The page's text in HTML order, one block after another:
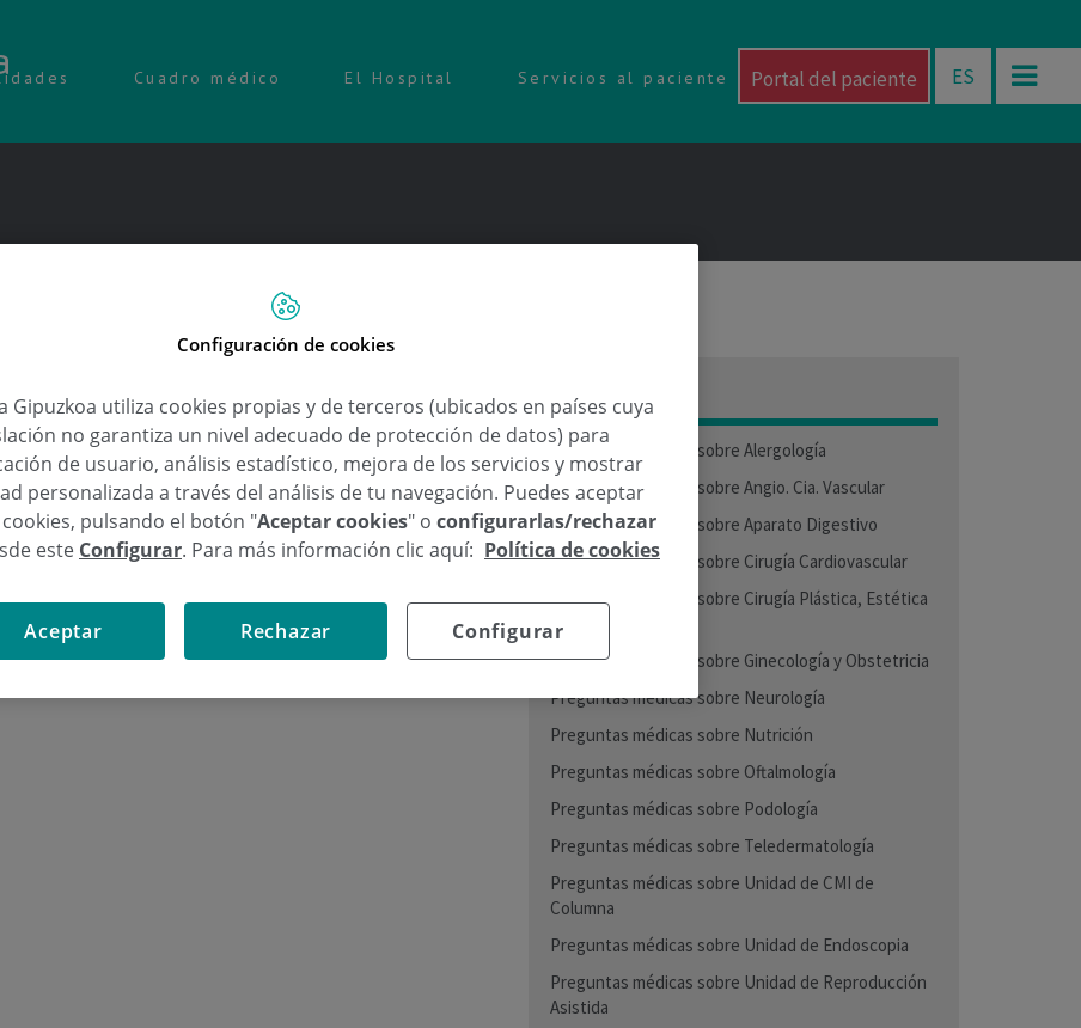
Cuadro médico El Hospital Servicios al paciente Portal del paciente ES
Estética y Reparadora
de cirugía estética? Categorías
Preguntas médicas sobre Alergología
Preguntas médicas sobre Angio. Cia. Vascular
Preguntas médicas sobre Aparato Digestivo
Preguntas médicas sobre Cirugía Cardiovascular
Preguntas médicas sobre Cirugía Plástica, Estética
y Reparadora
Preguntas médicas sobre Ginecología y Obstetricia
Preguntas médicas sobre Neurología
Preguntas médicas sobre Nutrición
Preguntas médicas sobre Oftalmología
Preguntas médicas sobre Podología
Preguntas médicas sobre Teledermatología
Preguntas médicas sobre Unidad de CMI de
Columna
Preguntas médicas sobre Unidad de Endoscopia
Preguntas médicas sobre Unidad de Reproducción
Asistida
Configuración de cookies
Gipuzkoa utiliza cookies propias y de terceros (ubicados en países cuya
no garantiza un nivel adecuado de protección de datos) para
de usuario, análisis estadístico, mejora de los servicios y mostrar
personalizada a través del análisis de tu navegación. Puedes aceptar
pulsando el botón "Aceptar cookies" o configurarlas/rechazar
este Configurar. Para más información clic aquí: Política de cookies
Configurar
Rechazar
Aceptar